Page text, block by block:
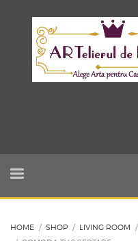
HOME SHOP LIVING ROOM